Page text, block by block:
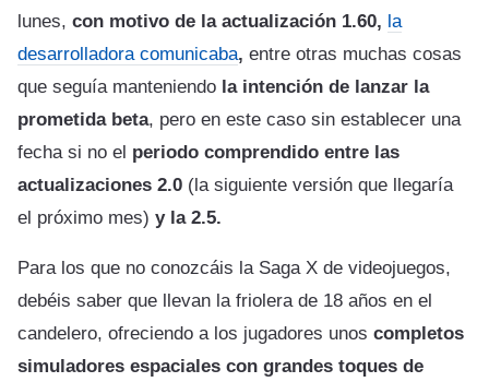
lunes, con motivo de la actualización 1.60, la
desarrolladora comunicaba, entre otras muchas cosas
que seguía manteniendo la intención de lanzar la
prometida beta, pero en este caso sin establecer una
fecha si no el periodo comprendido entre las
actualizaciones 2.0 (la siguiente versión que llegaría
el próximo mes) y la 2.5.
Para los que no conozcáis la Saga X de videojuegos,
debéis saber que llevan la friolera de 18 años en el
candelero, ofreciendo a los jugadores unos completos
simuladores espaciales con grandes toques de